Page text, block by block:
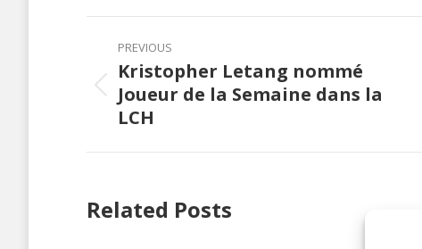
Facebook
X
Post
navigation
PREVIOUS
Previous
post:
Kristopher Letang nommé
Joueur de la Semaine dans la
LCH
Related Posts